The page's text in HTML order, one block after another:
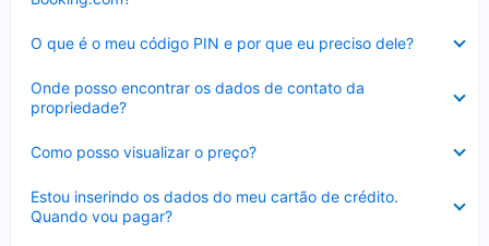
O que é o meu código PIN e por que eu preciso dele?
Onde posso encontrar os dados de contato da
propriedade?
Como posso visualizar o preço?
Estou inserindo os dados do meu cartão de crédito.
Quando vou pagar?